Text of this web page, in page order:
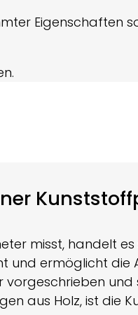
Eigenschaften
misst, handelt
ermöglicht die
aus Holz, ist die